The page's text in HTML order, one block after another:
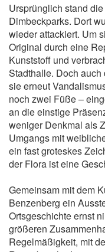
Ursprünglich stand
Dimbeckparks. Dort
wieder attackiert. Um
Original durch eine
Kunststoff und
Stadthalle. Doch
sie erneut
noch zwei Füße –
an die einstige
weniger Denkmal als
Umgangs mit
ein fast groteskes
der Flora ist eine
Gemeinsam mit dem
Benzenberg ein
Ortsgeschichte ernst
größeren
Regelmäßigkeit, mit